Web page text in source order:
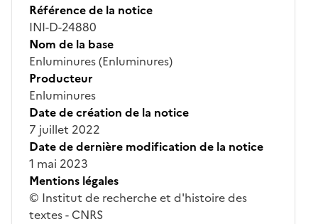
Référence de la notice
INI-D-24880
Nom de la base
Enluminures (Enluminures)
Producteur
Enluminures
Date de création de la notice
7 juillet 2022
Date de dernière modification de la notice
1 mai 2023
Mentions légales
© Institut de recherche et d'histoire des
textes - CNRS